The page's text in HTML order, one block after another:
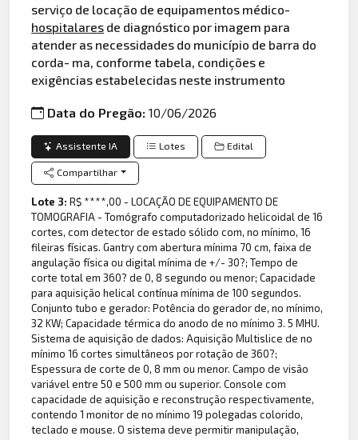
serviço de locação de equipamentos médico-
hospitalares de diagnóstico por imagem para
atender as necessidades do município de barra do
corda- ma, conforme tabela, condições e
exigências estabelecidas neste instrumento
Data do Pregão:10/06/2026
Assistente IA Lotes Edital
Compartilhar
Lote 3:R$ ****,00 - LOCAÇÃO DE EQUIPAMENTO DE
TOMOGRAFIA - Tomógrafo computadorizado helicoidal de 16
cortes, com detector de estado sólido com, no mínimo, 16
fileiras físicas. Gantry com abertura mínima 70 cm, faixa de
angulação física ou digital mínima de +/- 30?; Tempo de
corte total em 360? de 0, 8 segundo ou menor; Capacidade
para aquisição helical contínua mínima de 100 segundos.
Conjunto tubo e gerador: Potência do gerador de, no mínimo,
32 KW; Capacidade térmica do anodo de no mínimo 3. 5 MHU.
Sistema de aquisição de dados: Aquisição Multislice de no
mínimo 16 cortes simultâneos por rotação de 360?;
Espessura de corte de 0, 8 mm ou menor. Campo de visão
variável entre 50 e 500 mm ou superior. Console com
capacidade de aquisição e reconstrução respectivamente,
contendo 1 monitor de no mínimo 19 polegadas colorido,
teclado e mouse. O sistema deve permitir manipulação,